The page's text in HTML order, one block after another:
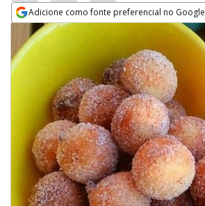
Adicione como fonte preferencial no Google
Opens in new window